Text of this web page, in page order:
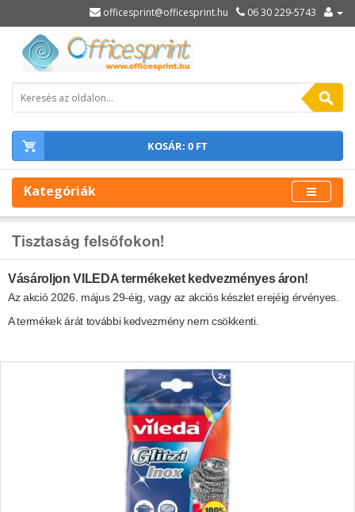
officesprint@officesprint.hu 06 30 229-5743
KOSÁR: 0 FT
Kategóriák
Tisztaság felsőfokon!
Vásároljon VILEDA termékeket kedvezményes áron!
Az akció 2026. május 29-éig, vagy az akciós készlet erejéig érvényes.
A termékek árát további kedvezmény nem csökkenti.